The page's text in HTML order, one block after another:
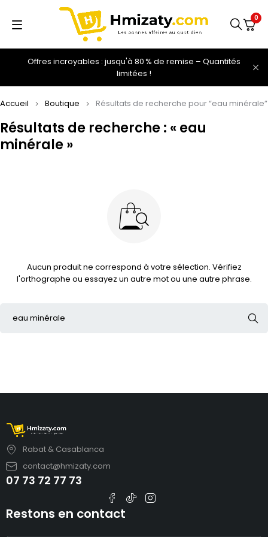
Offres incroyables : jusqu'à 80 % de remise – Quantités
limitées !
0
Résultats de recherche : « eau
minérale »
Accueil Boutique Résultats de recherche pour “eau minérale”
Aucun produit ne correspond à votre sélection. Vérifiez
l'orthographe ou essayez un autre mot ou une autre phrase.
Rabat & Casablanca
contact@hmizaty.com
07 73 72 77 73
Restons en contact